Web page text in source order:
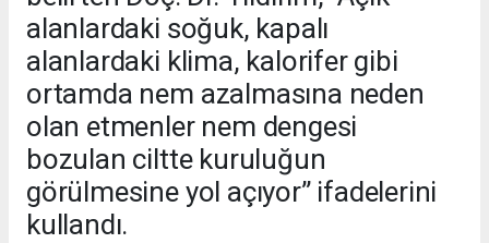
alanlardaki soğuk, kapalı
alanlardaki klima, kalorifer gibi
ortamda nem azalmasına neden
olan etmenler nem dengesi
bozulan ciltte kuruluğun
görülmesine yol açıyor” ifadelerini
kullandı.